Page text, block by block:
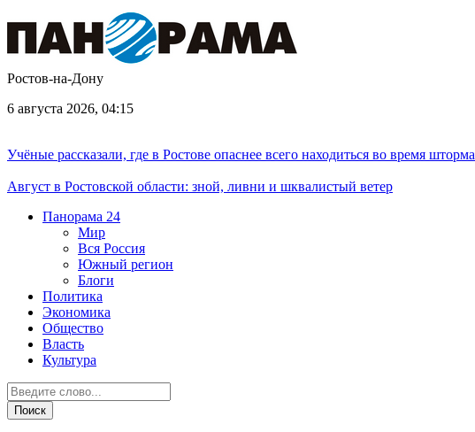
Ростов-на-Дону
6 августа 2026, 04:15
Учёные рассказали, где в Ростове опаснее всего находиться во время шторма
Август в Ростовской области: зной, ливни и шквалистый ветер
Панорама 24
Мир
Вся Россия
Южный регион
Блоги
Политика
Экономика
Общество
Власть
Культура